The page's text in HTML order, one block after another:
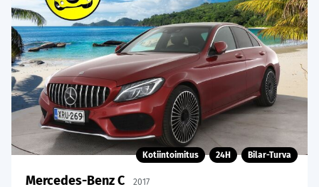
Kotiintoimitus 24H Bilar-Turva
Mercedes-Benz C 2017